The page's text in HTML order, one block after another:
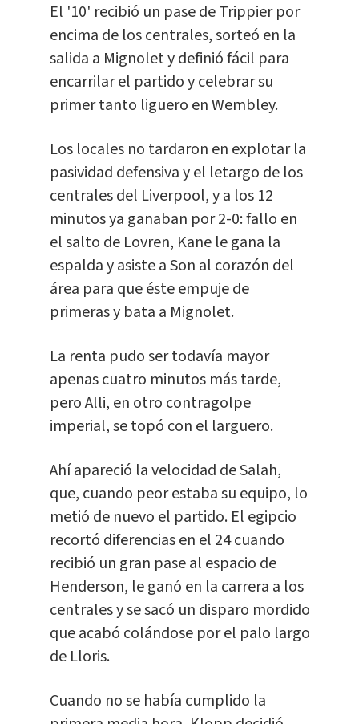
El '10' recibió un pase de Trippier por
encima de los centrales, sorteó en la
salida a Mignolet y definió fácil para
encarrilar el partido y celebrar su
primer tanto liguero en Wembley.
Los locales no tardaron en explotar la
pasividad defensiva y el letargo de los
centrales del Liverpool, y a los 12
minutos ya ganaban por 2-0: fallo en
el salto de Lovren, Kane le gana la
espalda y asiste a Son al corazón del
área para que éste empuje de
primeras y bata a Mignolet.
La renta pudo ser todavía mayor
apenas cuatro minutos más tarde,
pero Alli, en otro contragolpe
imperial, se topó con el larguero.
Ahí apareció la velocidad de Salah,
que, cuando peor estaba su equipo, lo
metió de nuevo el partido. El egipcio
recortó diferencias en el 24 cuando
recibió un gran pase al espacio de
Henderson, le ganó en la carrera a los
centrales y se sacó un disparo mordido
que acabó colándose por el palo largo
de Lloris.
Cuando no se había cumplido la